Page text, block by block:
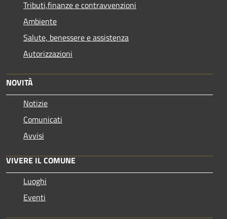
Tributi,finanze e contravvenzioni
Ambiente
Salute, benessere e assistenza
Autorizzazioni
NOVITÀ
Notizie
Comunicati
Avvisi
VIVERE IL COMUNE
Luoghi
Eventi